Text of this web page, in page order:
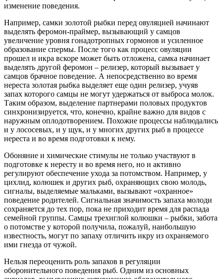
изменение поведения.
Например, самки золотой рыбки перед овуляцией начинают
выделять феромон-праймер, вызывающий у самцов
увеличение уровня гонадотропных гормонов и усиленное
образование спермы. После того как процесс овуляции
прошел и икра вскоре может быть отложена, самка начинает
выделять другой феромон – релизер, который вызывает у
самцов брачное поведение. А непосредственно во время
нереста золотая рыбка выделяет еще один релизер, учуяв
запах которого самцы не могут удержаться от выброса молок.
Таким образом, выделение партнерами половых продуктов
синхронизируется, что, конечно, крайне важно для видов с
наружным оплодотворением. Похожие процессы наблюдались
и у лососевых, и у щук, и у многих других рыб в процессе
нереста и во время подготовки к нему.
Обоняние и химические стимулы не только участвуют в
подготовке к нересту и во время него, но и активно
регулируют обеспечение ухода за потомством. Например, у
цихлид, колюшек и других рыб, охраняющих свою молодь,
сигналы, выделяемые мальками, вызывают «охранное»
поведение родителей. Сигнальная значимость запаха молоди
сохраняется до тех пор, пока не приходит время для распада
семейной группы. Самцы трехиглой колюшки – рыбки, забота
о потомстве у которой получила, пожалуй, наибольшую
известность, могут по запаху отличить икру из охраняемого
ими гнезда от чужой.
Нельзя переоценить роль запахов в регуляции
оборонительного поведения рыб. Одним из основных